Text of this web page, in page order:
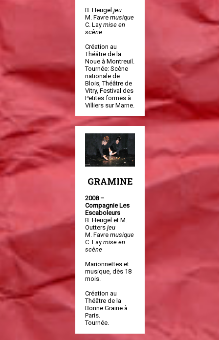
B. Heugeljeu
M. Favremusique
C. Laymise en
scène
Création au
Théâtre de la
Noue à Montreuil.
Tournée: Scène
nationale de
Blois, Théâtre de
Vitry, Festival des
Petites formes à
Villiers sur Marne.
GRAMINE
2008 –
Compagnie Les
Escaboleurs
B. Heugel et M.
Outtersjeu
M. Favremusique
C. Laymise en
scène
Marionnettes et
musique, dès 18
mois.
Création au
Théâtre de la
Bonne Graine à
Paris.
Tournée.